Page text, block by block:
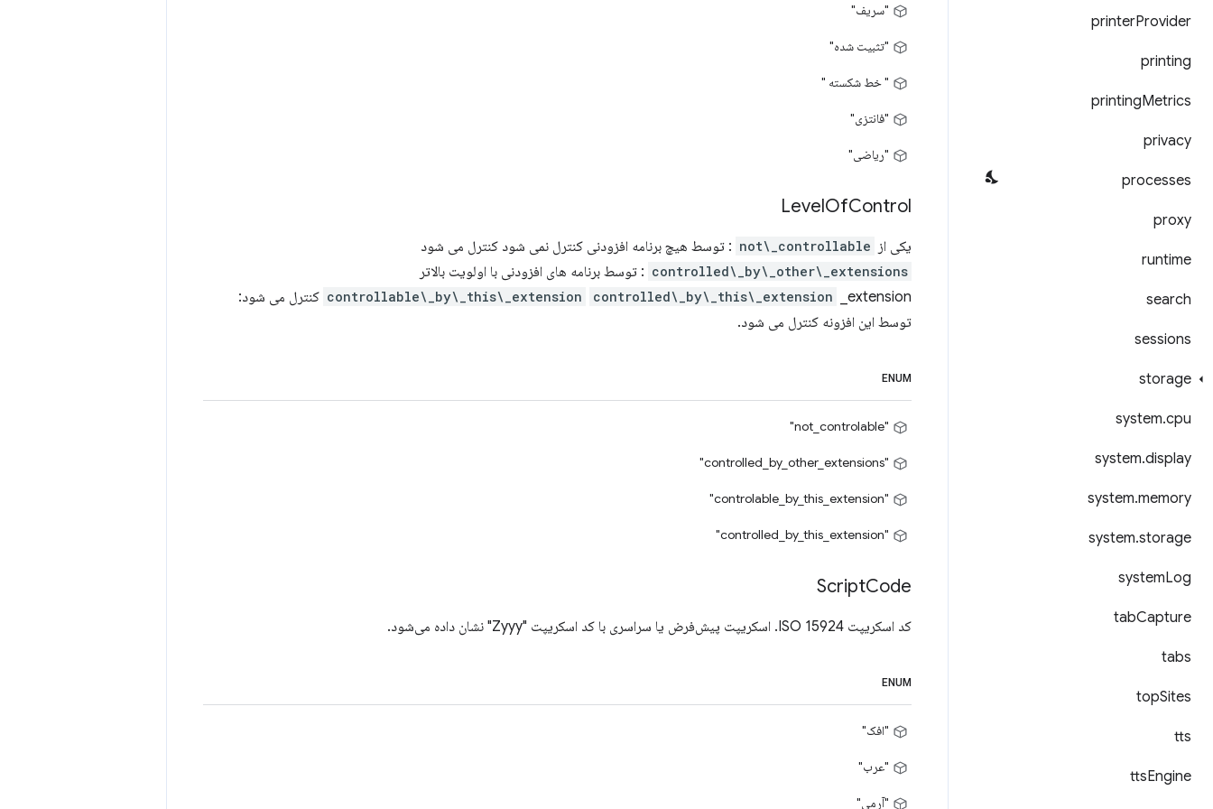
printerProvider
printing
printingMetrics
privacy
processes
proxy
runtime
search
sessions
storage
system.cpu
system.display
system.memory
system.storage
systemLog
tabCapture
tabs
topSites
tts
ttsEngine
"سریف"
"تثبیت شده"
" خط شکسته "
"فانتزی"
"ریاضی"
LevelOfControl
یکی از not\_controllable : توسط هیچ برنامه افزودنی کنترل نمی شود کنترل می شود
controlled\_by\_other\_extensions : توسط برنامه های افزودنی با اولویت بالاتر
controllable\_by\_this\_extension controlled\_by\_this\_extension
_extension کنترل می شود:
توسط این افزونه کنترل می شود.
ENUM
"not_controlable"
"controlled_by_other_extensions"
"controlable_by_this_extension"
"controlled_by_this_extension"
ScriptCode
کد اسکریپت ISO 15924. اسکریپت پیش‌فرض یا سراسری با کد اسکریپت "Zyyy" نشان داده می‌شود.
ENUM
"افک"
"عرب"
"آرمی"